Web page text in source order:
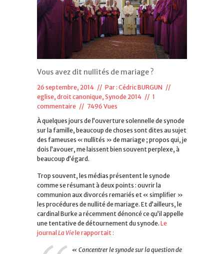
Vous avez dit nullités de mariage ?
26 septembre, 2014 // Par : Cédric BURGUN //
eglise, droit canonique, Synode 2014 // 1
commentaire // 7496 Vues
À quelques jours de l’ouverture solennelle de synode
sur la famille, beaucoup de choses sont dites au sujet
des fameuses « nullités » de mariage ; propos qui, je
dois l’avouer, me laissent bien souvent perplexe, à
beaucoup d’égard.
Trop souvent, les médias présentent le synode
comme se résumant à deux points : ouvrir la
communion aux divorcés remariés et « simplifier »
les procédures de nullité de mariage. Et d’ailleurs, le
cardinal Burke a récemment dénoncé ce qu’il appelle
une tentative de détournement du synode. Le
journal La Viele rapportait :
« Concentrer le synode sur la question de